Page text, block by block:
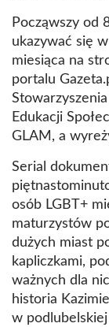
Począwszy od
ukazywać się
miesiąca na
portalu
Edukacji
GLAM, a
Serial
osób LGBT+
maturzystów
dużych miast
kapliczkami,
ważnych dla
historia
w